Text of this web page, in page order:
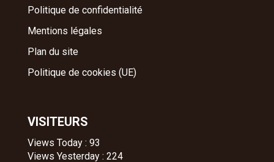
Politique de confidentialité
Mentions légales
Plan du site
Politique de cookies (UE)
VISITEURS
Views Today : 93
Views Yesterday : 224